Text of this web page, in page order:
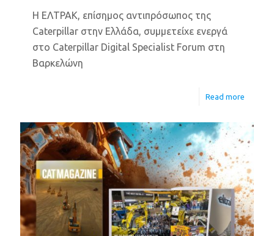
Η ΕΛΤΡΑΚ, επίσημος αντιπρόσωπος της
Caterpillar στην Ελλάδα, συμμετείχε ενεργά
στο Caterpillar Digital Specialist Forum στη
Βαρκελώνη
Read more